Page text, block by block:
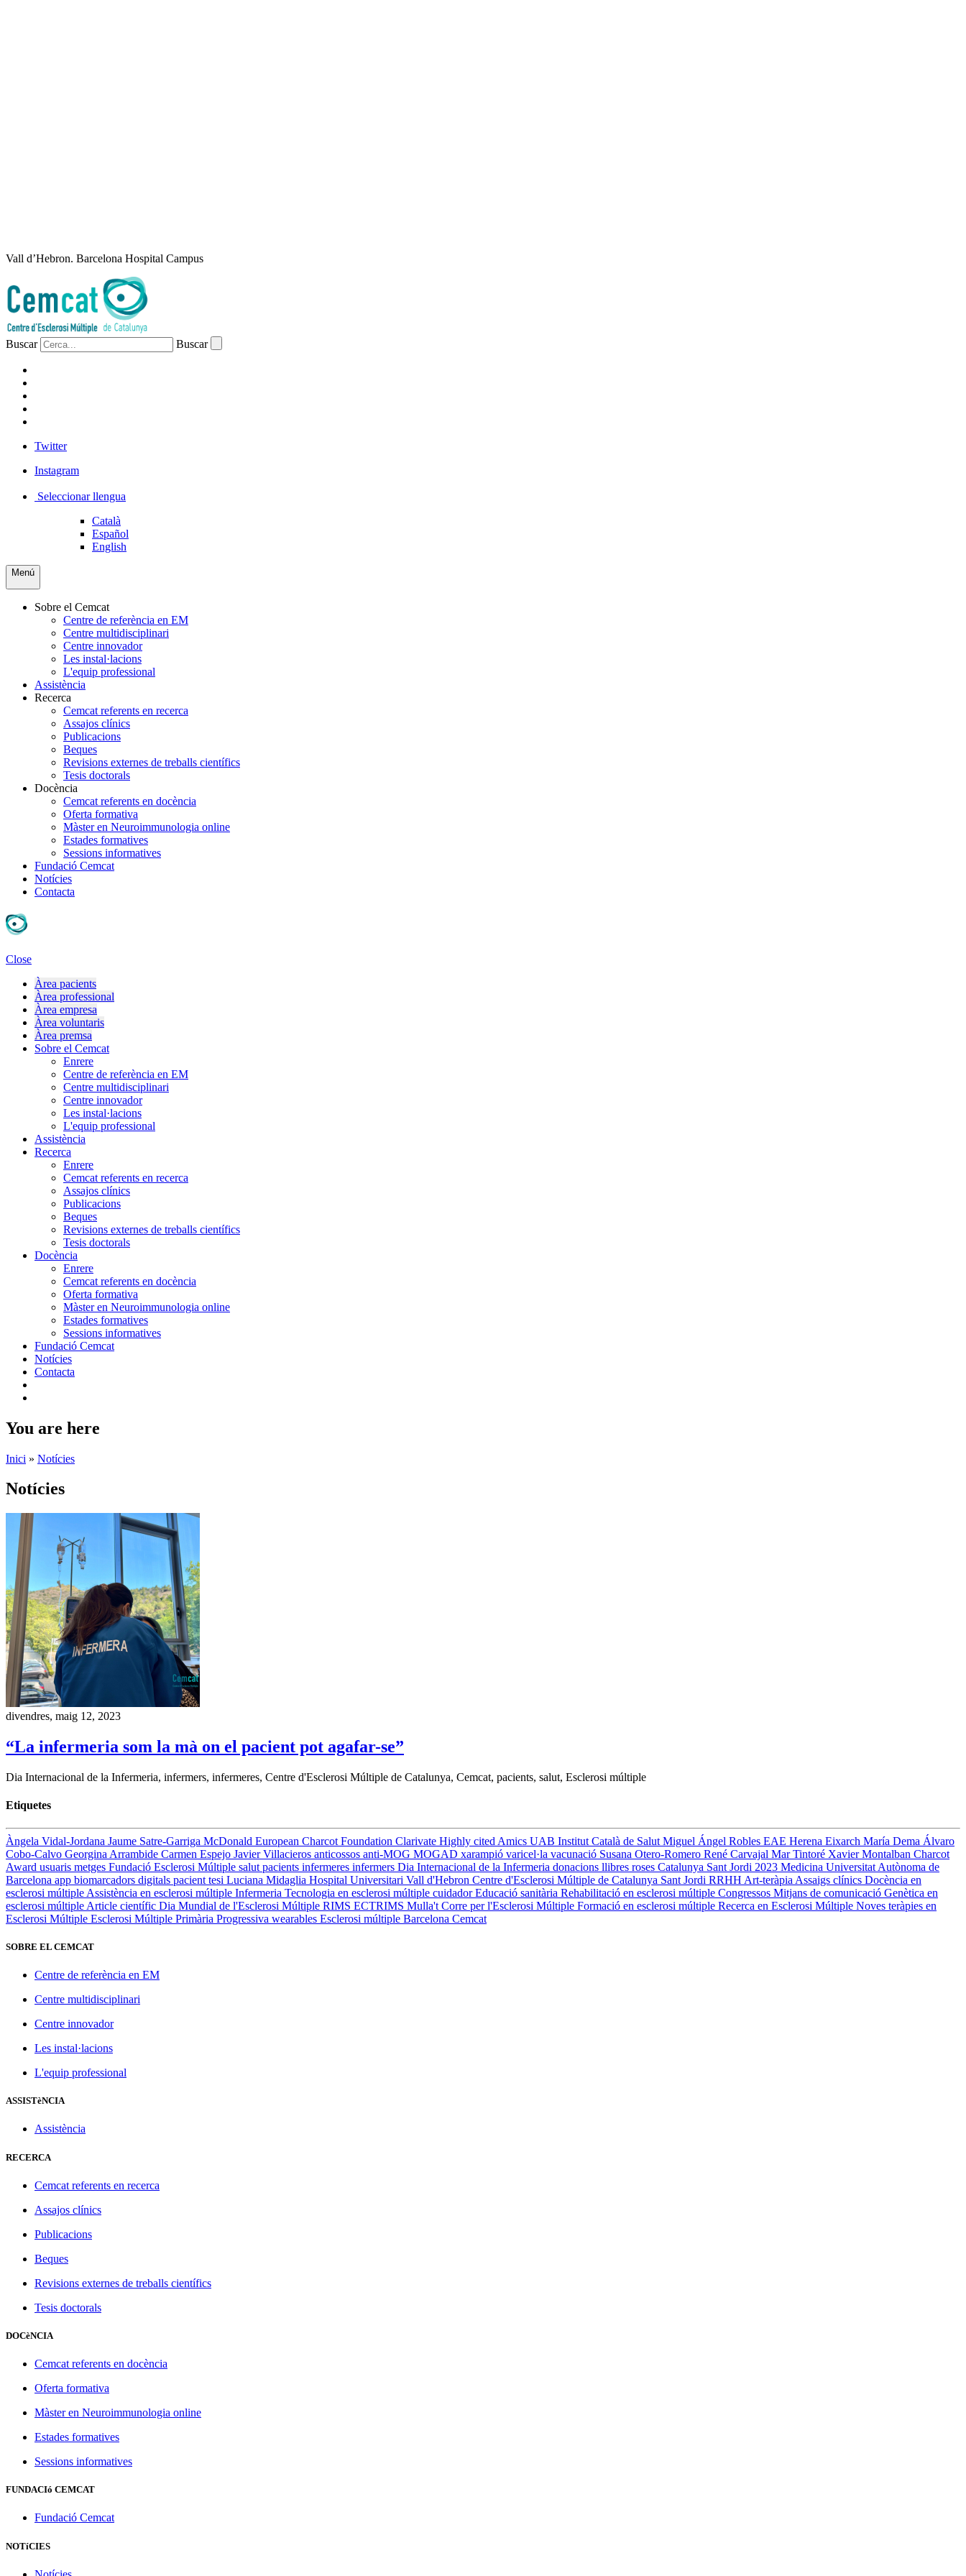
Vall d’Hebron. Barcelona Hospital Campus
Buscar Buscar
Twitter
Instagram
Seleccionar llengua
Català
Español
English
Menú
Sobre el Cemcat
Centre de referència en EM
Centre multidisciplinari
Centre innovador
Les instal·lacions
L'equip professional
Assistència
Recerca
Cemcat referents en recerca
Assajos clínics
Publicacions
Beques
Revisions externes de treballs científics
Tesis doctorals
Docència
Cemcat referents en docència
Oferta formativa
Màster en Neuroimmunologia online
Estades formatives
Sessions informatives
Fundació Cemcat
Notícies
Contacta
Close
Àrea pacients
Àrea professional
Àrea empresa
Àrea voluntaris
Àrea premsa
Sobre el Cemcat
Enrere
Centre de referència en EM
Centre multidisciplinari
Centre innovador
Les instal·lacions
L'equip professional
Assistència
Recerca
Enrere
Cemcat referents en recerca
Assajos clínics
Publicacions
Beques
Revisions externes de treballs científics
Tesis doctorals
Docència
Enrere
Cemcat referents en docència
Oferta formativa
Màster en Neuroimmunologia online
Estades formatives
Sessions informatives
Fundació Cemcat
Notícies
Contacta
You are here
Inici » Notícies
Notícies
divendres, maig 12, 2023
“La infermeria som la mà on el pacient pot agafar-se”
Dia Internacional de la Infermeria, infermers, infermeres, Centre d'Esclerosi Múltiple de Catalunya, Cemcat, pacients, salut, Esclerosi múltiple
Etiquetes
Àngela Vidal-Jordana Jaume Satre-Garriga McDonald European Charcot Foundation Clarivate Highly cited Amics UAB Institut Català de Salut Miguel Ángel Robles EAE Herena Eixarch María Dema Álvaro
Cobo-Calvo Georgina Arrambide Carmen Espejo Javier Villacieros anticossos anti-MOG MOGAD xarampió varicel·la vacunació Susana Otero-Romero René Carvajal Mar Tintoré Xavier Montalban Charcot
Award usuaris metges Fundació Esclerosi Múltiple salut pacients infermeres infermers Dia Internacional de la Infermeria donacions llibres roses Catalunya Sant Jordi 2023 Medicina Universitat Autònoma de
Barcelona app biomarcadors digitals pacient tesi Luciana Midaglia Hospital Universitari Vall d'Hebron Centre d'Esclerosi Múltiple de Catalunya Sant Jordi RRHH Art-teràpia Assaigs clínics Docència en
esclerosi múltiple Assistència en esclerosi múltiple Infermeria Tecnologia en esclerosi múltiple cuidadorEducació sanitària Rehabilitació en esclerosi múltiple Congressos Mitjans de comunicació Genètica en
esclerosi múltiple Article científic Dia Mundial de l'Esclerosi Múltiple RIMS ECTRIMS Mulla't Corre per l'Esclerosi Múltiple Formació en esclerosi múltiple Recerca en Esclerosi Múltiple Noves teràpies en
Esclerosi Múltiple Esclerosi Múltiple Primària Progressiva wearables Esclerosi múltiple Barcelona Cemcat
SOBRE EL CEMCAT
Centre de referència en EM
Centre multidisciplinari
Centre innovador
Les instal·lacions
L'equip professional
ASSISTèNCIA
Assistència
RECERCA
Cemcat referents en recerca
Assajos clínics
Publicacions
Beques
Revisions externes de treballs científics
Tesis doctorals
DOCèNCIA
Cemcat referents en docència
Oferta formativa
Màster en Neuroimmunologia online
Estades formatives
Sessions informatives
FUNDACIó CEMCAT
Fundació Cemcat
NOTíCIES